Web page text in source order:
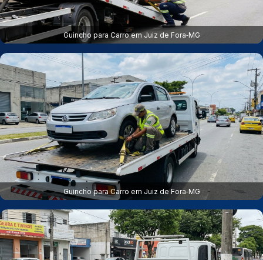
Guincho para Carro em Juiz de Fora‑MG
Guincho para Carro em Juiz de Fora‑MG